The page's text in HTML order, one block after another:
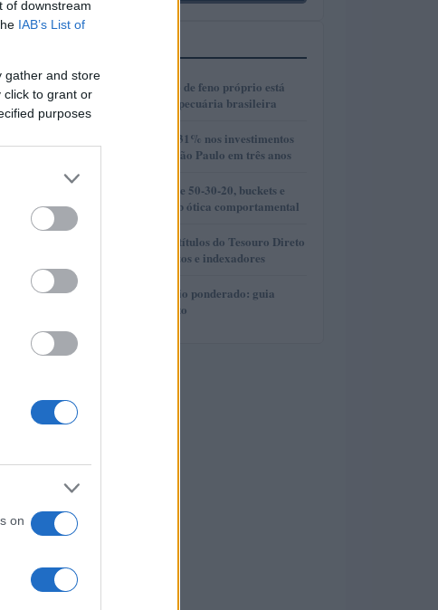
of downstream
IAB’s List of
gather and store
click to grant or
purposes
on
1
Como a produção de feno próprio está
transformando a pecuária brasileira
2
Crescimento de 131% nos investimentos
imobiliários em São Paulo em três anos
3
Comparação entre 50-30-20, buckets e
metas SMART sob ótica comportamental
Como selecionar títulos do Tesouro Direto
com base em prazos e indexadores
5
DCA e preço médio ponderado: guia
prático para cripto